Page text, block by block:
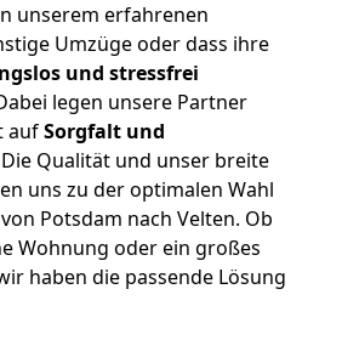
unserem erfahrenen
Umzüge oder dass ihre
und stressfrei
legen unsere Partner
aufSorgfalt und
Die Qualität und unser breite
uns zu der optimalen Wahl
Potsdam nach Velten. Ob
Wohnung oder ein großes
haben die passende Lösung